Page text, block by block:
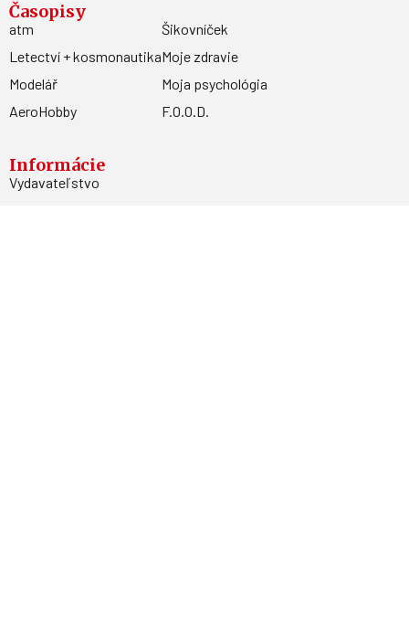
Časopisy
atm
Letectví + kosmonautika
Modelář
AeroHobby
Šikovníček
Moje zdravie
Moja psychológia
F.O.O.D.
Informácie
Vydavateľstvo